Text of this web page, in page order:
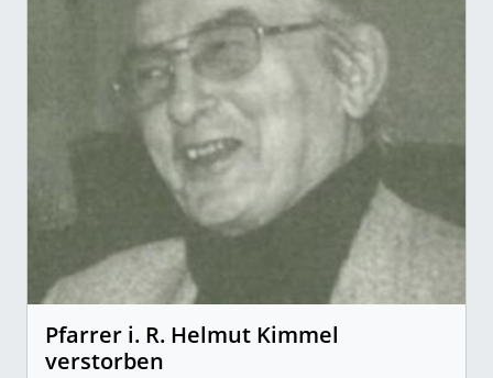
Pfarrer i. R. Helmut Kimmel
verstorben